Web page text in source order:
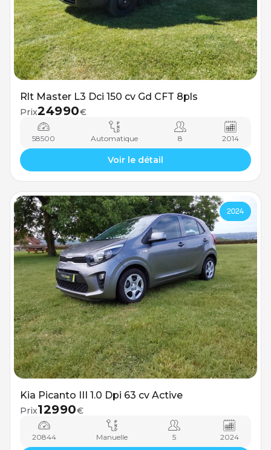
Rlt Master L3 Dci 150 cv Gd CFT 8pls
Prix24990€
58500 Automatique 8 2014
Voir le détail
2024
Kia Picanto III 1.0 Dpi 63 cv Active
Prix12990€
20844 Manuelle 5 2024